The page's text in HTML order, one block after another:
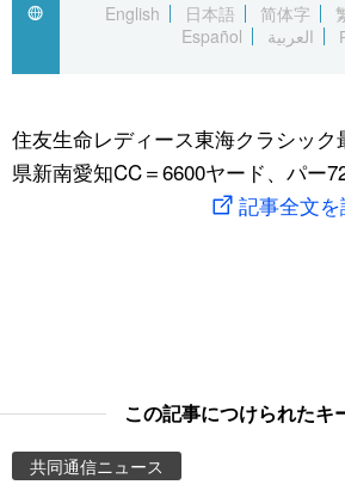
国際
文化
アーカイブ
Japan Data
動画/Live
スポーツ・東京2020
English
日本語 简体字
Español
العربية
住友生命レディース東海クラシック
県新南愛知CC＝6600ヤード、パー
記事全文を
この記事につけられたキ
共同通信ニュース